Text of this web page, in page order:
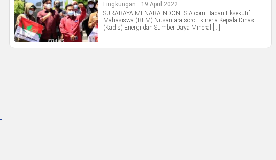
Lingkungan
19 April 2022
SURABAYA,MENARAINDONESIA.com-Badan Eksekutif
Mahasiswa (BEM) Nusantara soroti kinerja Kepala Dinas
(Kadis) Energi dan Sumber Daya Mineral […]